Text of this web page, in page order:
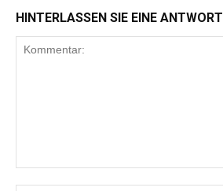
HINTERLASSEN SIE EINE ANTWORT